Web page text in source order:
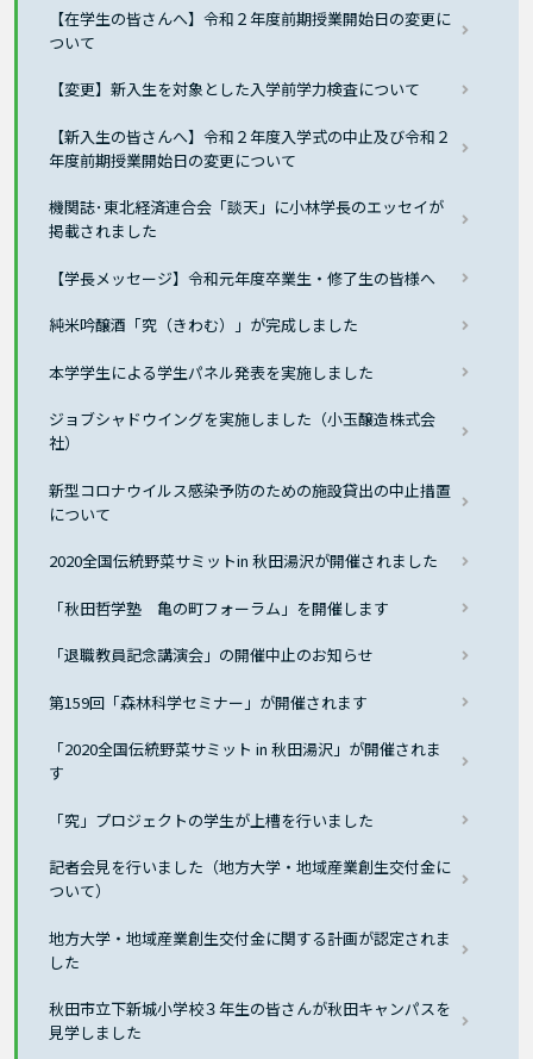
【在学生の皆さんへ】令和２年度前期授業開始日の変更に
ついて
【変更】新入生を対象とした入学前学力検査について
【新入生の皆さんへ】令和２年度入学式の中止及び令和２
年度前期授業開始日の変更について
機関誌･東北経済連合会「談天」に小林学長のエッセイが
掲載されました
【学長メッセージ】令和元年度卒業生・修了生の皆様へ
純米吟醸酒「究（きわむ）」が完成しました
本学学生による学生パネル発表を実施しました
ジョブシャドウイングを実施しました（小玉醸造株式会
社）
新型コロナウイルス感染予防のための施設貸出の中止措置
について
2020全国伝統野菜サミットin 秋田湯沢が開催されました
「秋田哲学塾 亀の町フォーラム」を開催します
「退職教員記念講演会」の開催中止のお知らせ
第159回「森林科学セミナー」が開催されます
「2020全国伝統野菜サミット in 秋田湯沢」が開催されま
す
「究」プロジェクトの学生が上槽を行いました
記者会見を行いました（地方大学・地域産業創生交付金に
ついて）
地方大学・地域産業創生交付金に関する計画が認定されま
した
秋田市立下新城小学校３年生の皆さんが秋田キャンパスを
見学しました